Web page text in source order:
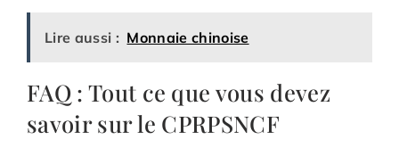
Lire aussi : Monnaie chinoise
FAQ : Tout ce que vous devez
savoir sur le CPRPSNCF